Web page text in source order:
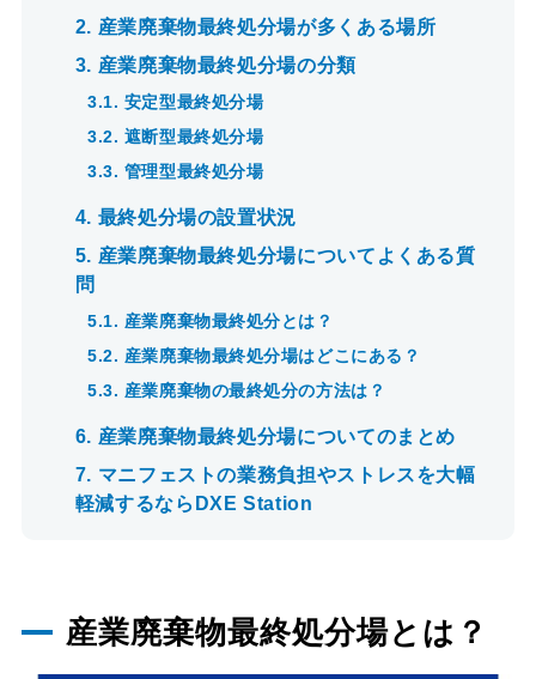
2. 産業廃棄物最終処分場が多くある場所
3. 産業廃棄物最終処分場の分類
3.1. 安定型最終処分場
3.2. 遮断型最終処分場
3.3. 管理型最終処分場
4. 最終処分場の設置状況
5. 産業廃棄物最終処分場についてよくある質
問
5.1. 産業廃棄物最終処分とは？
5.2. 産業廃棄物最終処分場はどこにある？
5.3. 産業廃棄物の最終処分の方法は？
6. 産業廃棄物最終処分場についてのまとめ
7. マニフェストの業務負担やストレスを大幅
軽減するならDXE Station
産業廃棄物最終処分場とは？